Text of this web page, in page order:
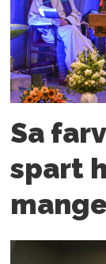
Sa
spart